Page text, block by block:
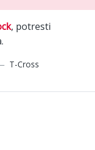
, potresti
T-Cross